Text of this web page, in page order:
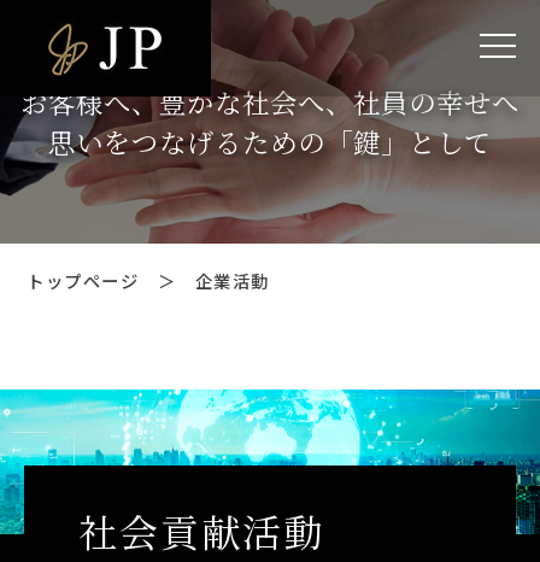
お客様へ、豊かな社会へ、社員の幸せへ
思いをつなげるための「鍵」として
トップページ ＞ 企業活動
社会貢献活動